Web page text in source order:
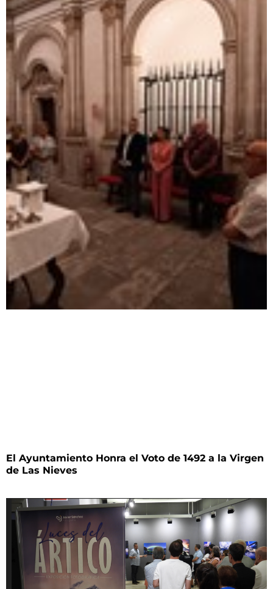
El Ayuntamiento Honra el Voto de 1492 a la Virgen
de Las Nieves